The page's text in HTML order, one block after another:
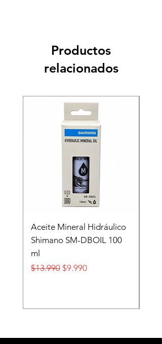
Productos
relacionados
Aceite Mineral Hidráulico
Shimano SM-DBOIL 100
ml
Precio
$13.990 Precio de oferta
$9.990